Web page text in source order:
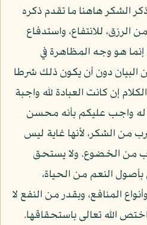
الشكر هاهنا ما تقدم ذكره
للانتفاع، واستدفاع
هو وجه المظاهرة في
دون أن يكون ذلك شرطا
إن كانت العبادة لله واجبة
له واجب عليكم بأنه محسن
من الشكر، لأنها غاية ليس
من الخضوع. ولا يستحق
بأصول النعم من الحياة،
المنافع، وبقدر من النفع لا
الله تعالى باستحقاقها.